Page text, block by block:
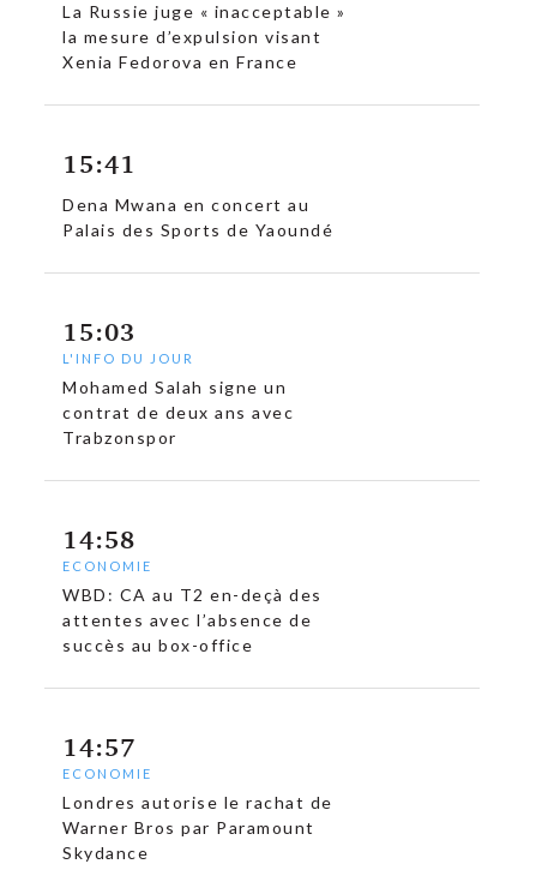
La Russie juge « inacceptable »
la mesure d’expulsion visant
Xenia Fedorova en France
15:41
Dena Mwana en concert au
Palais des Sports de Yaoundé
15:03
L'INFO DU JOUR
Mohamed Salah signe un
contrat de deux ans avec
Trabzonspor
14:58
ECONOMIE
WBD: CA au T2 en-deçà des
attentes avec l’absence de
succès au box-office
14:57
ECONOMIE
Londres autorise le rachat de
Warner Bros par Paramount
Skydance